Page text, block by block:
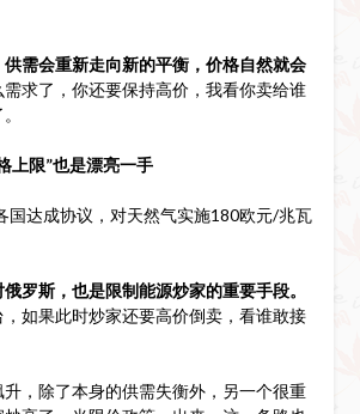
需会重新走向新的平衡，价格自然就会
求了，你还要保持高价，我看你卖给谁
上限”也是漂亮一手
国达成协议，对天然气实施180欧元/兆瓦
罗斯，也是限制能源炒家的重要手段。
如果此时炒家还要高价倒卖，看谁敢接
，除了本身的供需失衡外，另一个很重